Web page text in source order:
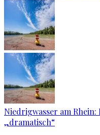
Niedrigwasser am
„dramatisch“